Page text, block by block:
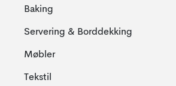
Baking
Servering & Borddekking
Møbler
Tekstil